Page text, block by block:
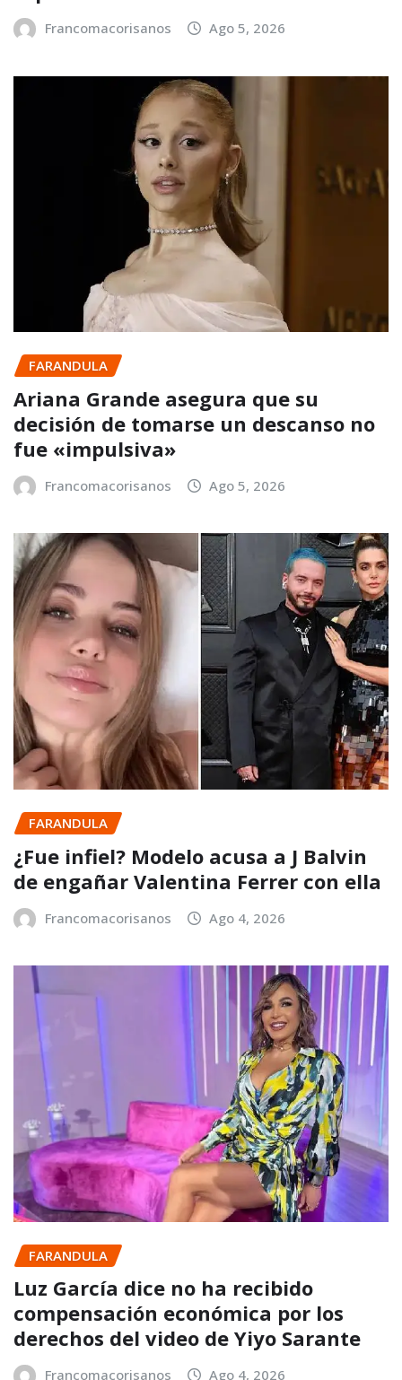
Francomacorisanos Ago 5, 2026
FARANDULA
Ariana Grande asegura que su
decisión de tomarse un descanso no
fue «impulsiva»
Francomacorisanos Ago 5, 2026
FARANDULA
¿Fue infiel? Modelo acusa a J Balvin
de engañar Valentina Ferrer con ella
Francomacorisanos Ago 4, 2026
FARANDULA
Luz García dice no ha recibido
compensación económica por los
derechos del video de Yiyo Sarante
Francomacorisanos Ago 4, 2026